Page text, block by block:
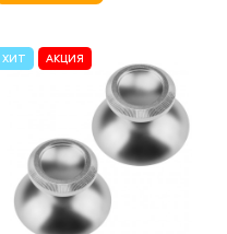
ХИТ АКЦИЯ